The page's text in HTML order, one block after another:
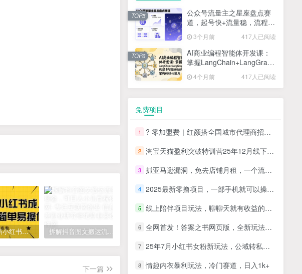
2023年最新小红书成人电商项目，简单易操作【详细教程】 拆解抖音图文搬运流量掘金，可日入小几百 快手星火计划项目玩法，零门槛，单视频收益5000+，保姆级教程 汽水音乐听歌每天变现100+思路，第一时间入局抓住风口，玩法无私分享与你！
下一篇
抖音情感文案项目玩法，单月涨粉3000+，新手小白也能做
公众号流量主之星座盘点赛
道，起号快+流量稳，流程简
3个月前 417人已阅读
TOP5
AI商业编程智能体开发课：
掌握LangChain+LangGraph
心能力
4个月前 417人已阅读
TOP6
免费项目
1 ? 零加盟费｜红颜搭全国城市代理商招募正式启动！
2 淘宝天猫盈利突破特训营25年12月线下课，系统性的深度剖析电商企业经营之道，打造电商标准化运营体系
3 抓亚马逊漏洞，免去店铺月租，一个流量大竞争小，让你有机会成大卖的赛道
4 2025最新零撸项目，一部手机就可以操作，20秒一单，零投入纯薅羊毛，无门槛，一天200+【揭秘】
5 线上陪伴项目玩法，聊聊天就有收益的项目，一个月收益5000+
6 全网首发！答案之书网页版，全新玩法，搭配文档和网页，日入1k+零门槛小白首选副业
7 25年7月小红书女粉新玩法，公域转私域变现，日轻松变现2张+，5分钟简单复制好上手
8 情趣内衣暴利玩法，冷门赛道，日入1k+